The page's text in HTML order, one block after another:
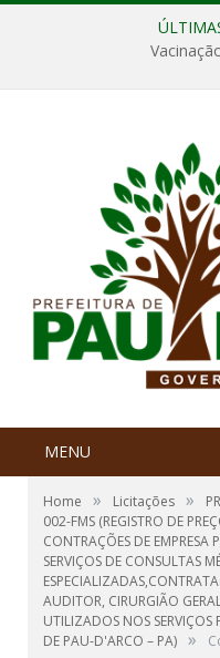
MENU
Home » Licitações »
002-FMS (REGISTRO DE
CONTRAÇÕES DE
SERVIÇOS DE CONSULTAS
AUDITOR, CIRURGIÃO
UTILIZADOS NOS
DE PAU-D'ARCO – PA) »